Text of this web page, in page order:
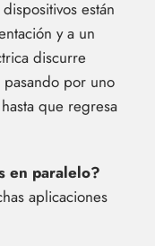
están
y a un
discurre
por uno
que regresa
en paralelo?
aplicaciones